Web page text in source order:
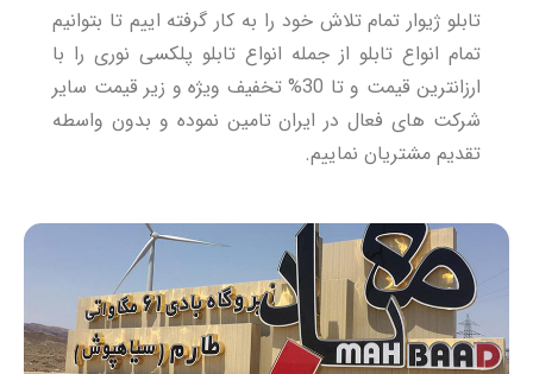
تابلو ژیوار تمام تلاش خود را به کار گرفته اییم تا بتوانیم
تمام انواع تابلو از جمله انواع تابلو پلکسی نوری را با
ارزانترین قیمت و تا 30% تخفیف ویژه و زیر قیمت سایر
شرکت های فعال در ایران تامین نموده و بدون واسطه
تقدیم مشتریان نماییم.